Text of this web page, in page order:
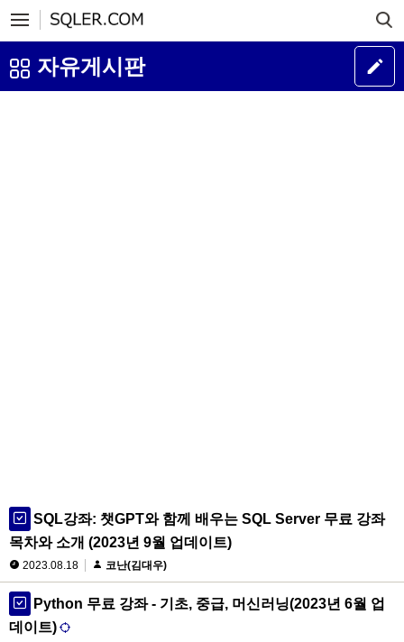
자유게시판
SQL강좌: 챗GPT와 함께 배우는 SQL Server 무료 강좌
목차와 소개 (2023년 9월 업데이트)
2023.08.18 코난(김대우)
Python 무료 강좌 - 기초, 중급, 머신러닝(2023년 6월 업
데이트)